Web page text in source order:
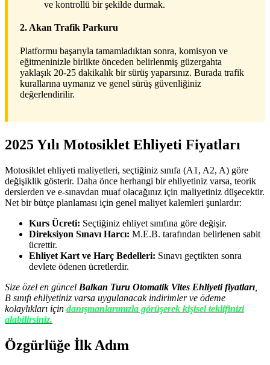
ve kontrollü bir şekilde durmak.
2. Akan Trafik Parkuru
Platformu başarıyla tamamladıktan sonra, komisyon ve
eğitmeninizle birlikte önceden belirlenmiş güzergahta
yaklaşık 20-25 dakikalık bir sürüş yaparsınız. Burada trafik
kurallarına uymanız ve genel sürüş güvenliğiniz
değerlendirilir.
2025 Yılı Motosiklet Ehliyeti Fiyatları
Motosiklet ehliyeti maliyetleri, seçtiğiniz sınıfa (A1, A2, A) göre
değişiklik gösterir. Daha önce herhangi bir ehliyetiniz varsa, teorik
derslerden ve e-sınavdan muaf olacağınız için maliyetiniz düşecektir.
Net bir bütçe planlaması için genel maliyet kalemleri şunlardır:
Kurs Ücreti: Seçtiğiniz ehliyet sınıfına göre değişir.
Direksiyon Sınavı Harcı: M.E.B. tarafından belirlenen sabit
ücrettir.
Ehliyet Kart ve Harç Bedelleri: Sınavı geçtikten sonra
devlete ödenen ücretlerdir.
Size özel en güncel Balkan Turu Otomatik Vites Ehliyeti fiyatları
B sınıfı ehliyetiniz varsa uygulanacak indirimler ve ödeme
kolaylıkları için danışmanlarımızla görüşerek kişisel teklifinizi
alabilirsiniz.
Özgürlüğe İlk Adım